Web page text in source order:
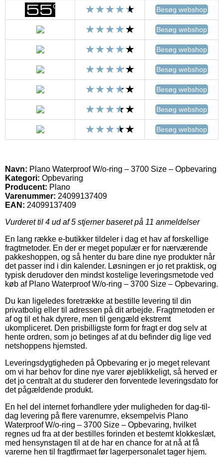
Besøg webshop
Besøg webshop
Besøg webshop
Besøg webshop
Besøg webshop
Besøg webshop
Besøg webshop
Navn: Plano Waterproof W/o-ring – 3700 Size – Opbevaring
Kategori: Opbevaring
Producent: Plano
Varenummer: 24099137409
EAN: 24099137409
Vurderet til 4 ud af 5 stjerner baseret på 11 anmeldelser
En lang række e-butikker tildeler i dag et hav af forskellige
fragtmetoder. En der er meget populær er for nærværende
pakkeshoppen, og så henter du bare dine nye produkter når
det passer ind i din kalender. Løsningen er jo ret praktisk, og
typisk derudover den mindst kostelige leveringsmetode ved
køb af Plano Waterproof W/o-ring – 3700 Size – Opbevaring.
Du kan ligeledes foretrække at bestille levering til din
privatbolig eller til adressen på dit arbejde. Fragtmetoden er
af og til et hak dyrere, men til gengæld ekstremt
ukompliceret. Den prisbilligste form for fragt er dog selv at
hente ordren, som jo betinges af at du befinder dig lige ved
netshoppens hjemsted.
Leveringsdygtigheden på Opbevaring er jo meget relevant
om vi har behov for dine nye varer øjeblikkeligt, så herved er
det jo centralt at du studerer den forventede leveringsdato for
det pågældende produkt.
En hel del internet forhandlere yder muligheden for dag-til-
dag levering på flere varenumre, eksempelvis Plano
Waterproof W/o-ring – 3700 Size – Opbevaring, hvilket
regnes ud fra at der bestilles forinden et bestemt klokkeslæt,
med hensynstagen til at de har en chance for at nå at få
varerne hen til fragtfirmaet før lagerpersonalet tager hjem.